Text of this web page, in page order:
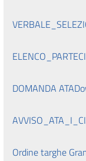
DOMANDA ATA
Ordine targhe